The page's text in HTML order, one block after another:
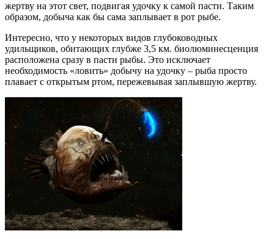
жертву на этот свет, подвигая удочку к самой пасти. Таким
образом, добыча как бы сама заплывает в рот рыбе.
Интересно, что у некоторых видов глубоководных
удильщиков, обитающих глубже 3,5 км. биолюминесценция
расположена сразу в пасти рыбы. Это исключает
необходимость «ловить» добычу на удочку – рыба просто
плавает с открытым ртом, пережевывая заплывшую жертву.